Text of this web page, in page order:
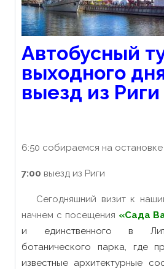
Автобусный
выходного
выезд из Риги
6:50 собираемся на остановке
7:00 выезд из Риги
Сегодняшний визит к
начнем с посещения «Сада
и единственного в
ботанического парка, где
известные архитектурные